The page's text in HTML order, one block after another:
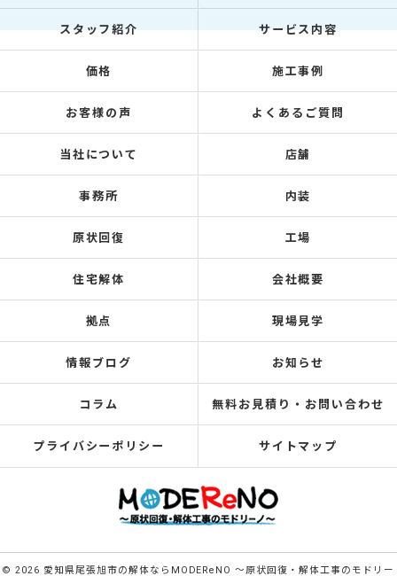
スタッフ紹介 サービス内容
価格 施工事例
お客様の声 よくあるご質問
当社について 店舗
事務所 内装
原状回復 工場
住宅解体 会社概要
拠点 現場見学
情報ブログ お知らせ
コラム 無料お見積り・お問い合わせ
プライバシーポリシー サイトマップ
© 2026 愛知県尾張旭市の解体ならMODEReNO ～原状回復・解体工事のモドリー